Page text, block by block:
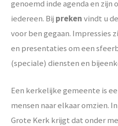
genoemd inde agenda en
iedereen. Bij prekenvindt u
voor ben gegaan. Impressies
en presentaties om een
(speciale) diensten en
Een kerkelijke gemeente is
mensen naar elkaar omzien.
Grote Kerk krijgt dat onder